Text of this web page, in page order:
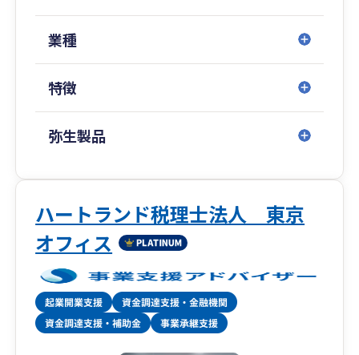
が、中小企業向けに税務サービスを展開する稀有
な税理士法人です。
入支援」「大企業の税務顧問」などを得意として
おり、中でも資金調達は、社会保険労務士法人併
設のため、融資や補助金から助成金までワンスト
相続対策、事業承継などの特殊業務まで、経営に
関わることであれば何でもお気軽にご相談くださ
い。
業種
特徴
弥生製品
ハートランド税理士法人 東京
オフィス